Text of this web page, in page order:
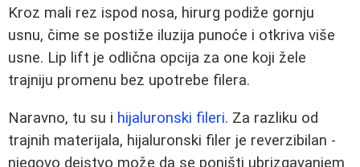
Kroz mali rez ispod nosa, hirurg podiže gornju
usnu, čime se postiže iluzija punoće i otkriva više
usne. Lip lift je odlična opcija za one koji žele
trajniju promenu bez upotrebe filera.
Naravno, tu su i hijaluronski fileri. Za razliku od
trajnih materijala, hijaluronski filer je reverzibilan -
njegovo dejstvo može da se poništi ubrizgavanjem